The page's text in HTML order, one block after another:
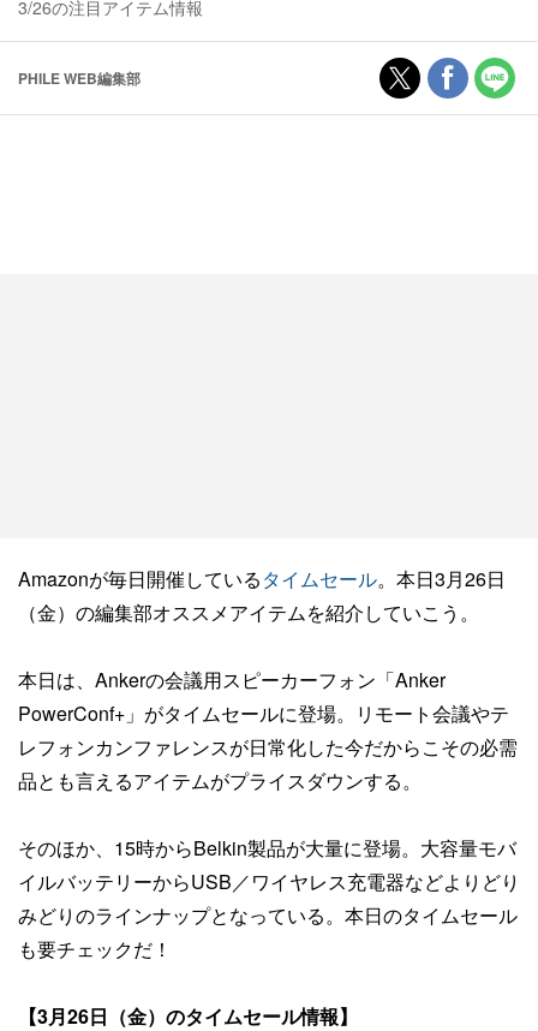
3/26の注目アイテム情報
PHILE WEB編集部
Amazonが毎日開催しているタイムセール。本日3月26日
（金）の編集部オススメアイテムを紹介していこう。
本日は、Ankerの会議用スピーカーフォン「Anker
PowerConf+」がタイムセールに登場。リモート会議やテ
レフォンカンファレンスが日常化した今だからこその必需
品とも言えるアイテムがプライスダウンする。
そのほか、15時からBelkin製品が大量に登場。大容量モバ
イルバッテリーからUSB／ワイヤレス充電器などよりどり
みどりのラインナップとなっている。本日のタイムセール
も要チェックだ！
【3月26日（金）のタイムセール情報】